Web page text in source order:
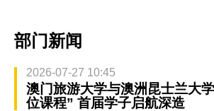
部门新闻
2026-07-27 10:45
澳门旅游大学与澳洲昆士兰大
位课程” 首届学子启航深造